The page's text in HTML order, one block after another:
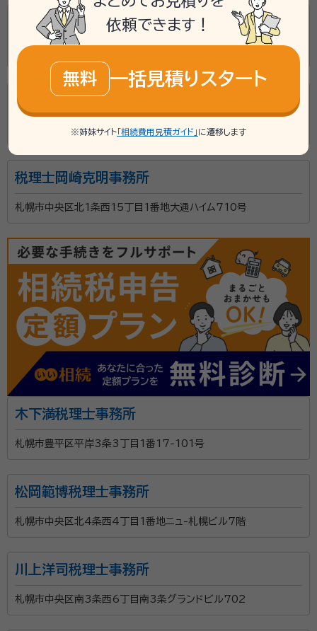
税理士法人池脇会計事務所
札幌市中央区南12条西15丁目4番3号
園生裕造税理士事務所
札幌市中央区南7条西24丁目2番16-102号
税理士岡崎克明事務所
札幌市中央区北1条西15丁目1番地大通ハイム710号
木下満税理士事務所
札幌市豊平区平岸3条3丁目1番17-101号
松岡範博税理士事務所
札幌市中央区北4条西4丁目1番地ニュ-札幌ビル7階
川上洋司税理士事務所
札幌市中央区南3条西6丁目南3条グランドビル702
依頼できます！
無料 一括見積りスタート
※姉妹サイト 「相続費用見積ガイド」 に遷移します